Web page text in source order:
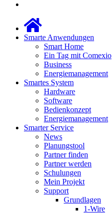
Smarte Anwendungen
Smart Home
Ein Tag mit Comexio
Business
Energiemanagement
Smartes System
Hardware
Software
Bedienkonzept
Energiemanagement
Smarter Service
News
Planungstool
Partner finden
Partner werden
Schulungen
Mein Projekt
Support
Grundlagen
1-Wire